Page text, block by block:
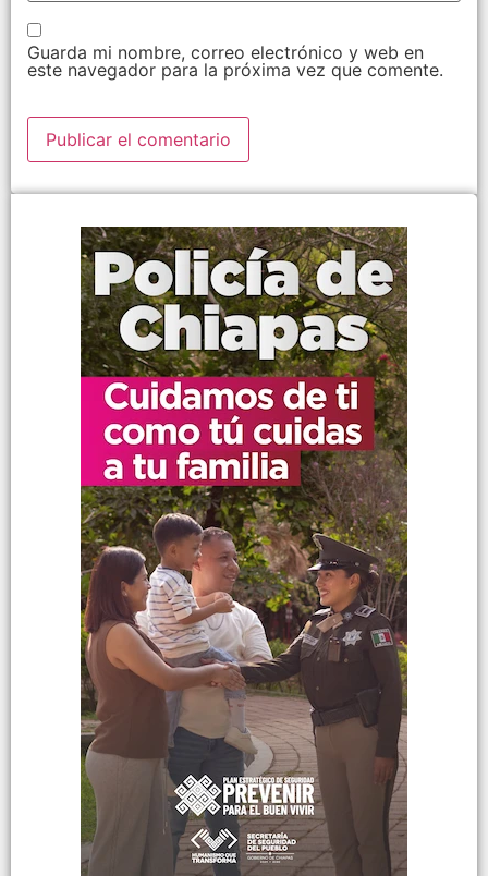
Guarda mi nombre, correo electrónico y web en
este navegador para la próxima vez que comente.